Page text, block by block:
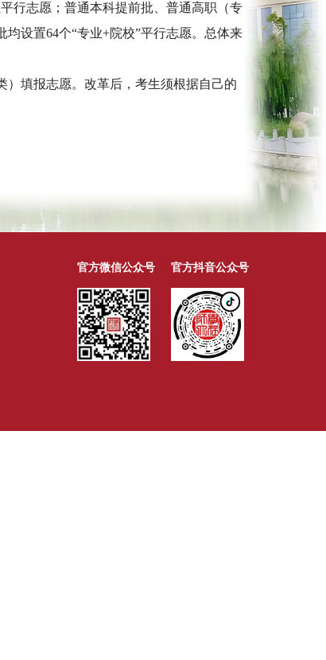
行志愿；普通本科提前批、普通高职（专
设置64个“专业+院校”平行志愿。总体来
填报志愿。改革后，考生须根据自己的
官方微信公众号 官方抖音公众号